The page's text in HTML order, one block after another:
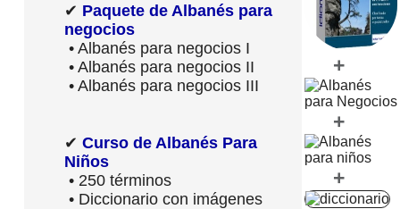
✔ Paquete de Albanés para
negocios
• Albanés para negocios I
• Albanés para negocios II
• Albanés para negocios III
✔ Curso de Albanés Para
Niños
• 250 términos
• Diccionario con imágenes
+
+
+